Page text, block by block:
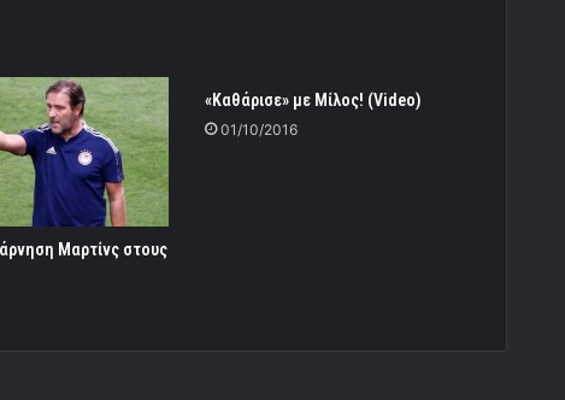
Μαρτίνς στους
«Καθάρισε» με Μίλος! (Video)
01/10/2016